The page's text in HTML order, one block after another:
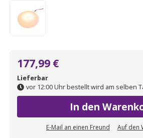
177,99 €
Lieferbar
vor 12:00 Uhr bestellt wird am selben
In den
E-Mail an einen Freund Auf den